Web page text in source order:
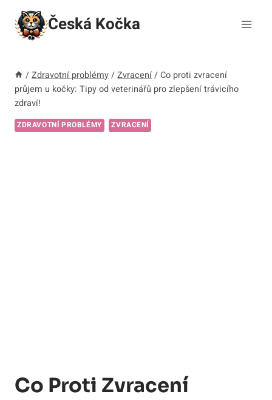
Přeskočit
obsah
Česká Kočka
/ Zdravotní problémy / Zvracení / Co proti zvracení
průjem u kočky: Tipy od veterinářů pro zlepšení trávicího
zdraví!
ZDRAVOTNÍ PROBLÉMY ZVRACENÍ
Co Proti Zvracení